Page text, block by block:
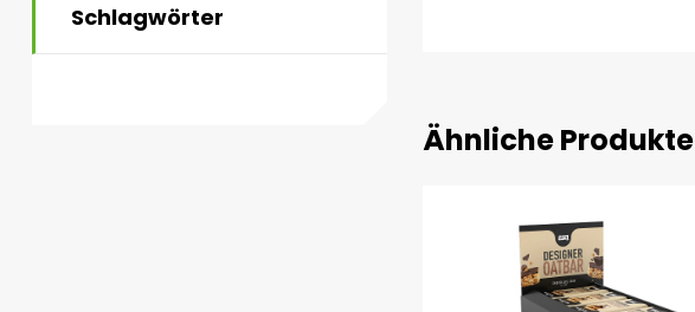
Ähnliche Produkte
Schlagwörter